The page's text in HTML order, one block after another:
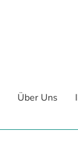
Über Uns